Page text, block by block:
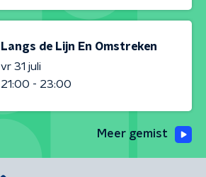
Langs de Lijn En Omstreken
vr 31 juli
21:00 - 23:00
Meer gemist